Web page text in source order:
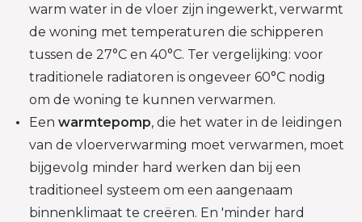
warm water in de vloer zijn ingewerkt, verwarmt
de woning met temperaturen die schipperen
tussen de 27°C en 40°C. Ter vergelijking: voor
traditionele radiatoren is ongeveer 60°C nodig
om de woning te kunnen verwarmen.
Een warmtepomp, die het water in de leidingen
van de vloerverwarming moet verwarmen, moet
bijgevolg minder hard werken dan bij een
traditioneel systeem om een aangenaam
binnenklimaat te creëren. En 'minder hard